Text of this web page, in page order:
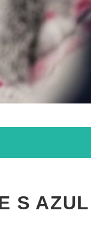
S AZUL